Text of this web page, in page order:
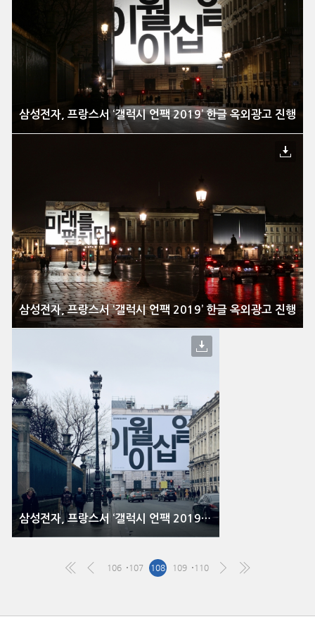
삼성전자, 프랑스서 ‘갤럭시 언팩 2019’ 한글 옥외광고 진행
삼성전자, 프랑스서 ‘갤럭시 언팩 2019’ 한글 옥외광고 진행
삼성전자, 프랑스서 ‘갤럭시 언팩 2019’ 한글 옥외광고 진행
106 107 108 109 110